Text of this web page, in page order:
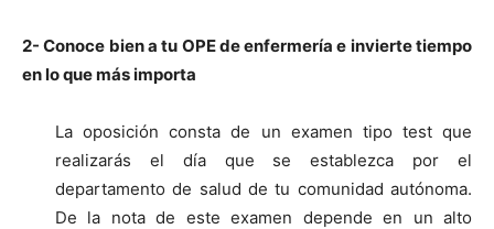
2- Conoce bien a tu OPE de enfermería e invierte tiempo
en lo que más importa
La oposición consta de un examen tipo test que
realizarás el día que se establezca por el
departamento de salud de tu comunidad autónoma.
De la nota de este examen depende en un alto